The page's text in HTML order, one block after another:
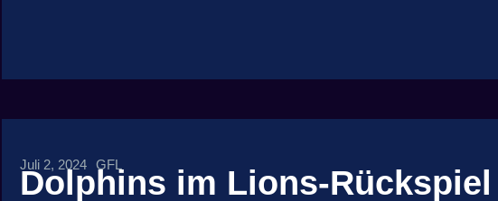
Juli 2, 2024 GFL
Dolphins im Lions-